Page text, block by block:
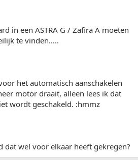
in een ASTRA G / Zafira A moeten
te vinden.....
het automatisch aanschakelen
motor draait, alleen lees ik dat
wordt geschakeld. :hmmz
dat wel voor elkaar heeft gekregen?